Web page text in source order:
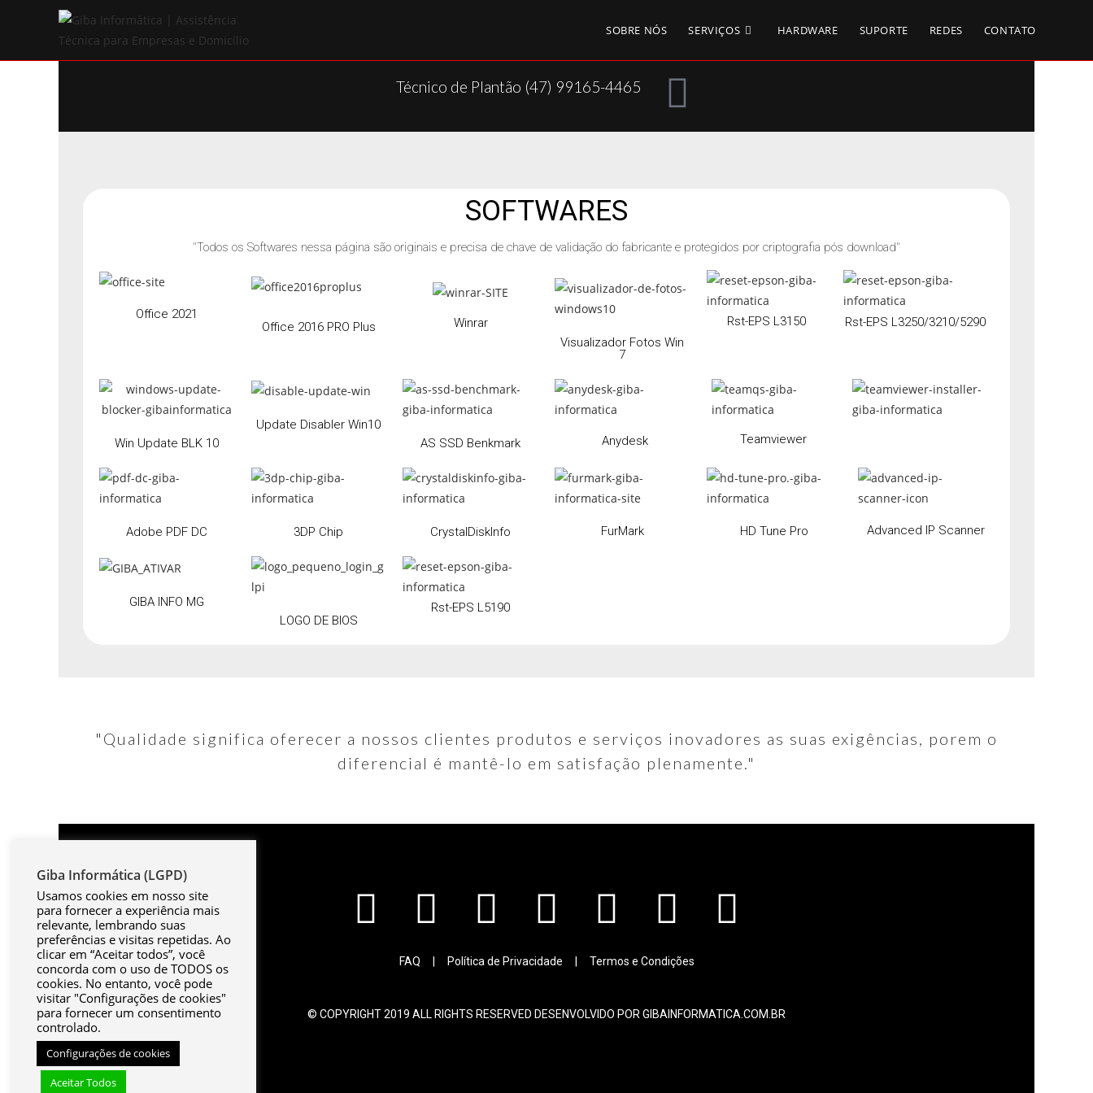
SOBRE NÓS SERVIÇOS HARDWARE SUPORTE REDES CONTATO
Técnico de Plantão (47) 99165-4465
SOFTWARES
"Todos os Softwares nessa página são originais e precisa de chave de validação do fabricante e protegidos por criptografia pós download"
Office 2021
Office 2016 PRO Plus
Winrar
Visualizador Fotos Win
7
Rst-EPS L3150 Rst-EPS L3250/3210/5290
Win Update BLK 10
Update Disabler Win10
AS SSD Benkmark
Anydesk Teamviewer
Adobe PDF DC 3DP Chip CrystalDiskInfo FurMark HD Tune Pro Advanced IP Scanner
GIBA INFO MG
LOGO DE BIOS
Rst-EPS L5190
"Qualidade significa oferecer a nossos clientes produtos e serviços inovadores as suas exigências, porem o
diferencial é mantê-lo em satisfação plenamente."
FAQ Política de Privacidade Termos e Condições
© COPYRIGHT 2019 ALL RIGHTS RESERVED DESENVOLVIDO POR GIBAINFORMATICA.COM.BR
Giba Informática (LGPD)
Usamos cookies em nosso site
para fornecer a experiência mais
relevante, lembrando suas
preferências e visitas repetidas. Ao
clicar em “Aceitar todos”, você
concorda com o uso de TODOS os
cookies. No entanto, você pode
visitar "Configurações de cookies"
para fornecer um consentimento
controlado.
Configurações de cookies
Aceitar Todos